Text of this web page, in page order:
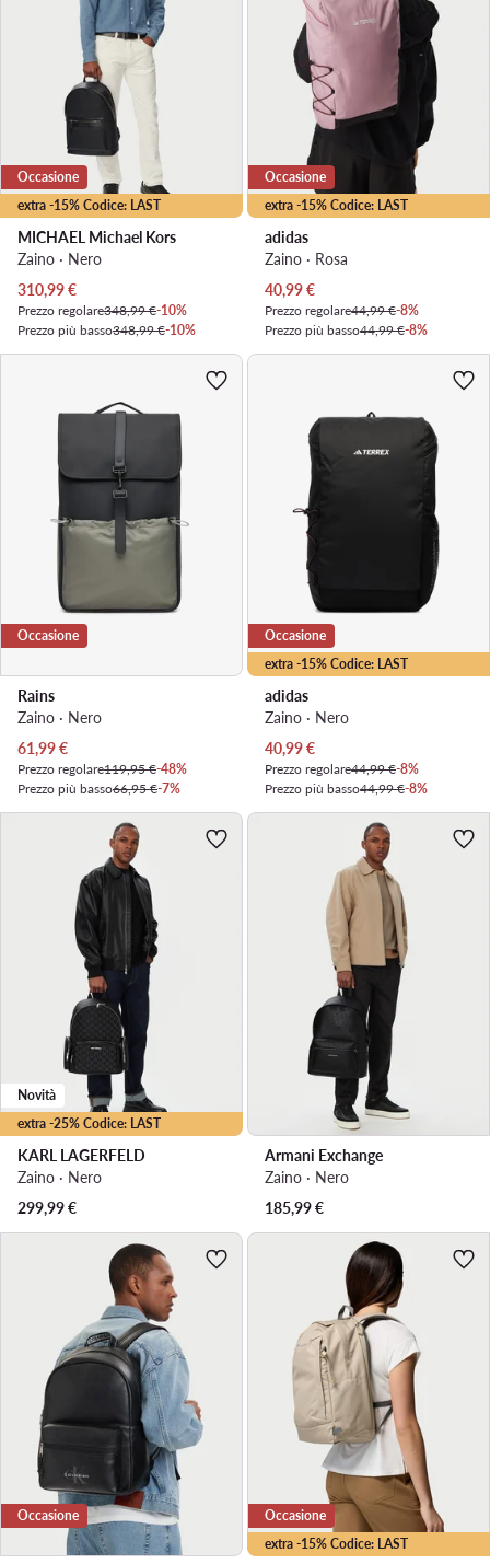
extra -15% Codice: LAST
Occasione
MICHAEL Michael Kors
Zaino · Nero
Prezzo attuale
310,99€
Prezzo regolare348,99 €-10%
Prezzo più basso348,99 €-10%
extra -15% Codice: LAST
Occasione
adidas
Zaino · Rosa
Prezzo attuale
40,99€
Prezzo regolare44,99 €-8%
Prezzo più basso44,99 €-8%
Occasione
Rains
Zaino · Nero
Prezzo attuale
61,99€
Prezzo regolare119,95 €-48%
Prezzo più basso66,95 €-7%
extra -15% Codice: LAST
Occasione
adidas
Zaino · Nero
Prezzo attuale
40,99€
Prezzo regolare44,99 €-8%
Prezzo più basso44,99 €-8%
extra -25% Codice: LAST
Novità
KARL LAGERFELD
Zaino · Nero
299,99€
Armani Exchange
Zaino · Nero
185,99€
Occasione
extra -15% Codice: LAST
Occasione